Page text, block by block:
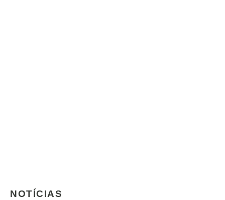
NOTÍCIAS